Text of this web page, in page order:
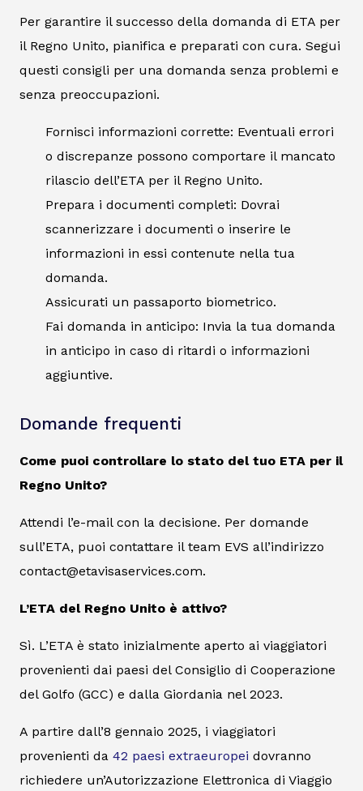
Per garantire il successo della domanda di ETA per
il Regno Unito, pianifica e preparati con cura. Segui
questi consigli per una domanda senza problemi e
senza preoccupazioni.
Fornisci informazioni corrette: Eventuali errori
o discrepanze possono comportare il mancato
rilascio dell’ETA per il Regno Unito.
Prepara i documenti completi: Dovrai
scannerizzare i documenti o inserire le
informazioni in essi contenute nella tua
domanda.
Assicurati un passaporto biometrico.
Fai domanda in anticipo: Invia la tua domanda
in anticipo in caso di ritardi o informazioni
aggiuntive.
Domande frequenti
Come puoi controllare lo stato del tuo ETA per il
Regno Unito?
Attendi l’e-mail con la decisione. Per domande
sull’ETA, puoi contattare il team EVS all’indirizzo
contact@etavisaservices.com.
L’ETA del Regno Unito è attivo?
Sì. L’ETA è stato inizialmente aperto ai viaggiatori
provenienti dai paesi del Consiglio di Cooperazione
del Golfo (GCC) e dalla Giordania nel 2023.
A partire dall’8 gennaio 2025, i viaggiatori
provenienti da 42 paesi extraeuropei dovranno
richiedere un’Autorizzazione Elettronica di Viaggio